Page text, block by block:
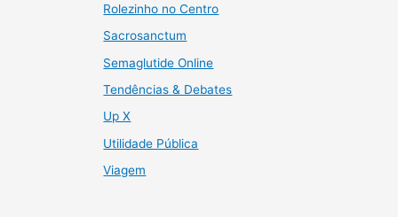
Rolezinho no Centro
Sacrosanctum
Semaglutide Online
Tendências & Debates
Up X
Utilidade Pública
Viagem